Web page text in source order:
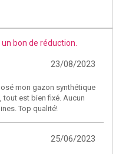
bon de réduction.
23/08/2023
mon gazon synthétique
tout est bien fixé. Aucun
Top qualité!
25/06/2023